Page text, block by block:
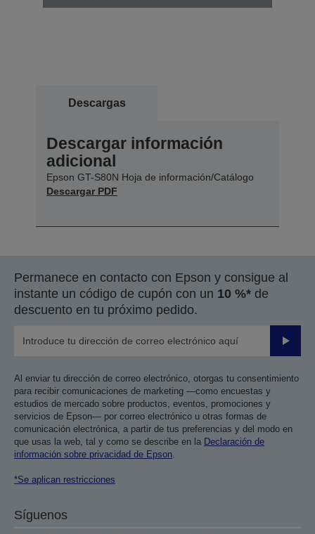
Descargas
Descargar información
adicional
Epson GT-S80N Hoja de información/Catálogo
Descargar PDF
Permanece en contacto con Epson y consigue al
instante un código de cupón con un 10 %* de
descuento en tu próximo pedido.
Enviar
Al enviar tu dirección de correo electrónico, otorgas tu consentimiento
para recibir comunicaciones de marketing —como encuestas y
estudios de mercado sobre productos, eventos, promociones y
servicios de Epson— por correo electrónico u otras formas de
comunicación electrónica, a partir de tus preferencias y del modo en
que usas la web, tal y como se describe en la Declaración de
información sobre privacidad de Epson
*Se aplican restricciones
Síguenos